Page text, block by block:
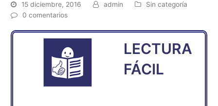
15 diciembre, 2016 admin
Sin categoría
0 comentarios
LECTURA
FÁCIL